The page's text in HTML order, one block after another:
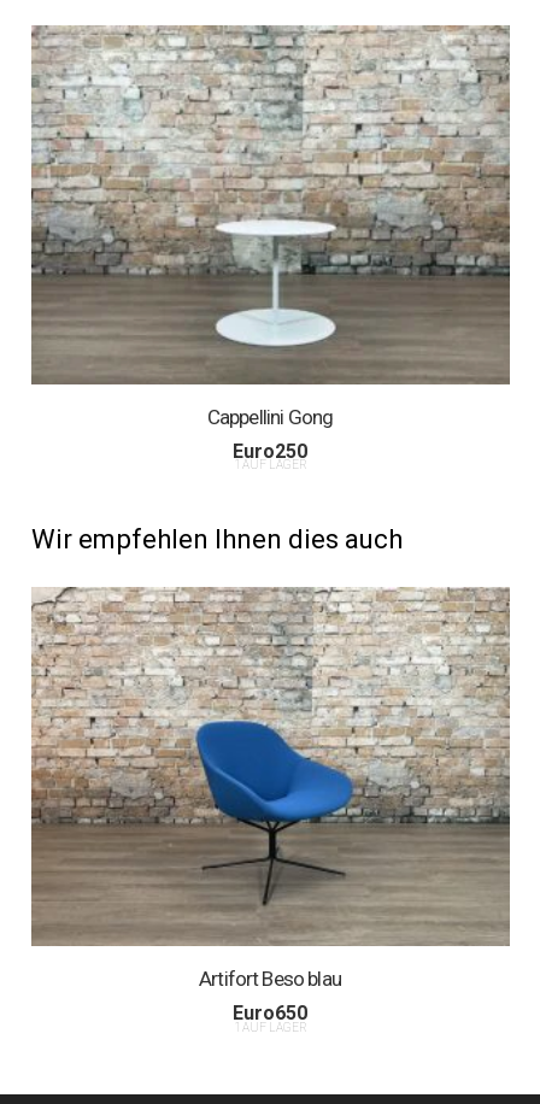
Cappellini Gong
Euro250
1 AUF LAGER
Wir empfehlen Ihnen dies auch
Artifort Beso blau
Euro650
1 AUF LAGER